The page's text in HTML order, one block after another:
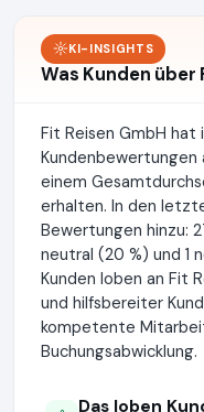
KI-INSIGHTS
Was Kunden über
Fit Reisen GmbH hat
Kundenbewertungen
einem
erhalten. In den
Bewertungen hinzu:
neutral (20 %) und 1
Kunden loben an Fit
und hilfsbereiter
kompetente
Buchungsabwicklung.
Das loben